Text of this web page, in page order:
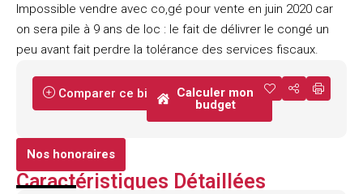
Impossible vendre avec co,gé pour vente en juin 2020 car
on sera pile à 9 ans de loc : le fait de délivrer le congé un
peu avant fait perdre la tolérance des services fiscaux.
Comparer ce bien
Calculer mon
budget
Nos honoraires
Caractéristiques Détaillées